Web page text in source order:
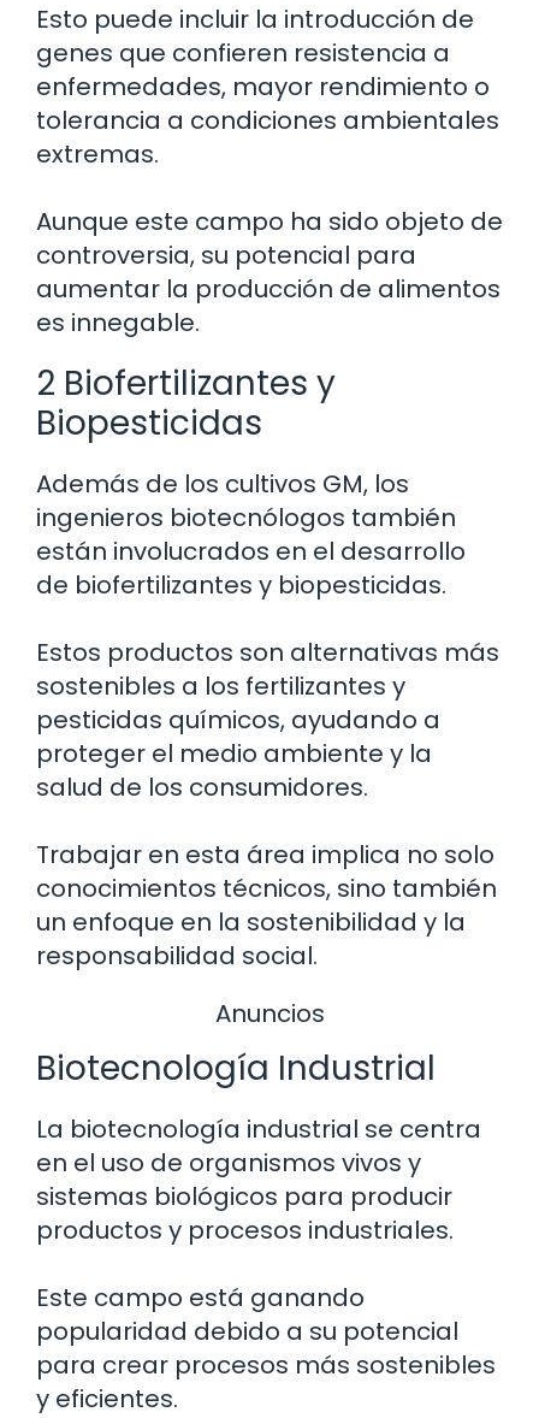
Esto puede incluir la introducción de
genes que confieren resistencia a
enfermedades, mayor rendimiento o
tolerancia a condiciones ambientales
extremas.
Aunque este campo ha sido objeto de
controversia, su potencial para
aumentar la producción de alimentos
es innegable.
2 Biofertilizantes y
Biopesticidas
Además de los cultivos GM, los
ingenieros biotecnólogos también
están involucrados en el desarrollo
de biofertilizantes y biopesticidas.
Estos productos son alternativas más
sostenibles a los fertilizantes y
pesticidas químicos, ayudando a
proteger el medio ambiente y la
salud de los consumidores.
Trabajar en esta área implica no solo
conocimientos técnicos, sino también
un enfoque en la sostenibilidad y la
responsabilidad social.
Anuncios
Biotecnología Industrial
La biotecnología industrial se centra
en el uso de organismos vivos y
sistemas biológicos para producir
productos y procesos industriales.
Este campo está ganando
popularidad debido a su potencial
para crear procesos más sostenibles
y eficientes.